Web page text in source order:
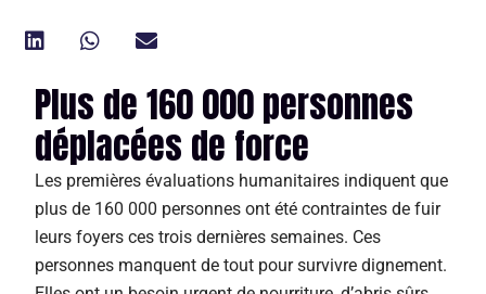
Plus de 160 000 personnes
déplacées de force
Les premières évaluations humanitaires indiquent que
plus de 160 000 personnes ont été contraintes de fuir
leurs foyers ces trois dernières semaines. Ces
personnes manquent de tout pour survivre dignement.